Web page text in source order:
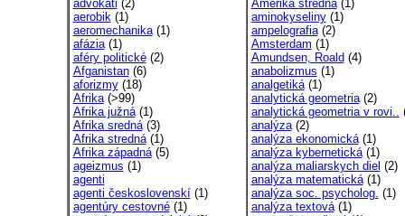
advokáti (2)
aerobik(1)
aeromechanika(1)
afázia(1)
aféry politické(2)
Afganistan(6)
aforizmy(18)
Afrika(>99)
Afrika južná(1)
Afrika sredná(3)
Afrika stredná(1)
Afrika západná(5)
ageizmus (1)
agenti
agenti československí(1)
agentúry cestovné(1)
Amerika stredná(1)
aminokyseliny(1)
ampelografia(2)
Amsterdam (1)
Amundsen, Roald (4)
anabolizmus (1)
analgetiká(1)
analytická geometria(2)
analytická geometria v rovi..
analýza(2)
analýza ekonomická(1)
analýza kybernetická(1)
analýza maliarskych diel (2)
analýza matematická(1)
analýza soc. psycholog. (1)
analýza textová(1)